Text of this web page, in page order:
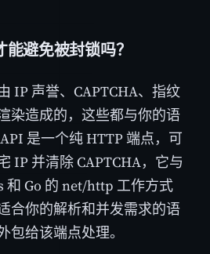
避免被封锁吗？
IP 声誉、CAPTCHA、指纹
染造成的，这些都与你的语
是一个纯 HTTP 端点，可
IP 并清除 CAPTCHA，它与
和 Go 的 net/http 工作方式
合你的解析和并发需求的语
包给该端点处理。